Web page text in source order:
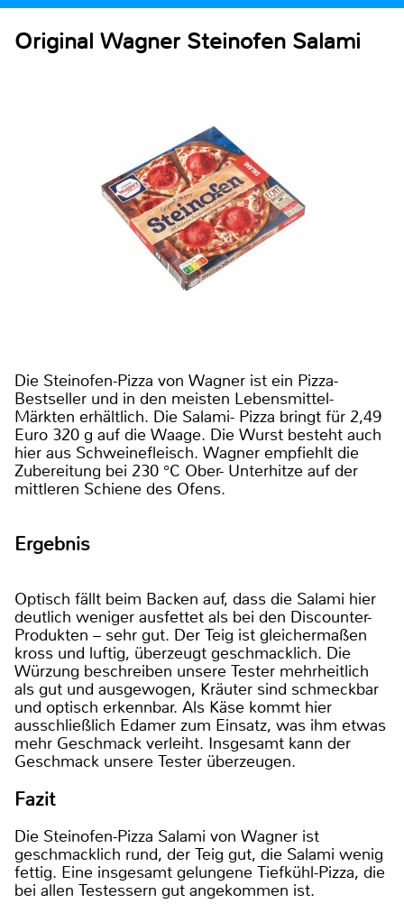
Original Wagner Steinofen Salami
Die Steinofen-Pizza von Wagner ist ein Pizza-
Bestseller und in den meisten Lebensmittel-
Märkten erhältlich. Die Salami- Pizza bringt für 2,49
Euro 320 g auf die Waage. Die Wurst besteht auch
hier aus Schweinefleisch. Wagner empfiehlt die
Zubereitung bei 230 °C Ober- Unterhitze auf der
mittleren Schiene des Ofens.
Ergebnis
Optisch fällt beim Backen auf, dass die Salami hier
deutlich weniger ausfettet als bei den Discounter-
Produkten – sehr gut. Der Teig ist gleichermaßen
kross und luftig, überzeugt geschmacklich. Die
Würzung beschreiben unsere Tester mehrheitlich
als gut und ausgewogen, Kräuter sind schmeckbar
und optisch erkennbar. Als Käse kommt hier
ausschließlich Edamer zum Einsatz, was ihm etwas
mehr Geschmack verleiht. Insgesamt kann der
Geschmack unsere Tester überzeugen.
Fazit
Die Steinofen-Pizza Salami von Wagner ist
geschmacklich rund, der Teig gut, die Salami wenig
fettig. Eine insgesamt gelungene Tiefkühl-Pizza, die
bei allen Testessern gut angekommen ist.